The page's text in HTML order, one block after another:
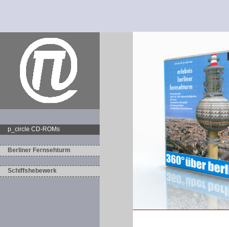
p_circle CD-ROMs
Berliner Fernsehturm
Schiffshebewerk